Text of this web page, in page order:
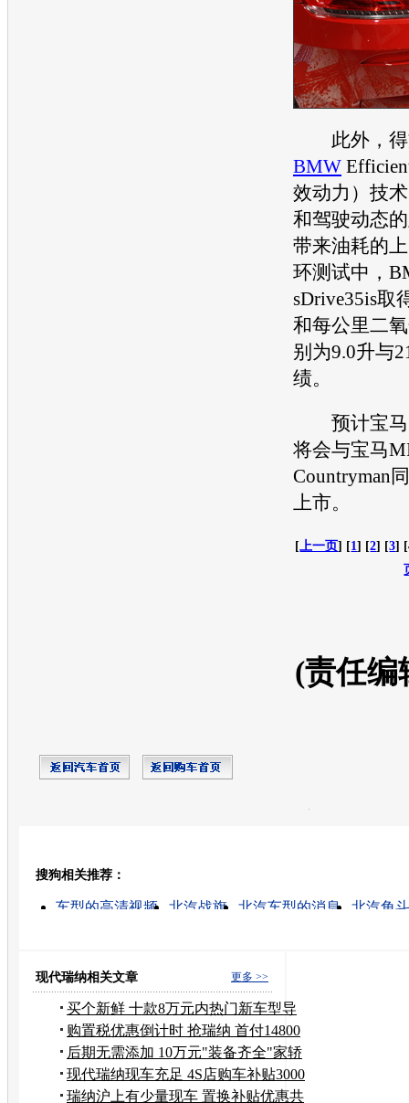
此外，得
BMW
效动力）技
和驾驶动态
带来油耗的
环测试中，
sDrive35is取
和每公里二
别为9.0升与
绩。
预计宝
将会与宝马
Countryman
上市。
[ 上一页] [1] [2] [3]
(责任编
搜狗相关推荐：
车型的高清视频 北汽战旗 北汽车型的消息
北汽角
更多 >>
现代瑞纳相关文章
买个新鲜 十款8万元内热门新车型导
购
购置税优惠倒计时 抢瑞纳 首付14800
元
后期无需添加 10万元"装备齐全"家轿
推荐
现代瑞纳现车充足 4S店购车补贴3000
元
瑞纳沪上有少量现车 置换补贴优惠共